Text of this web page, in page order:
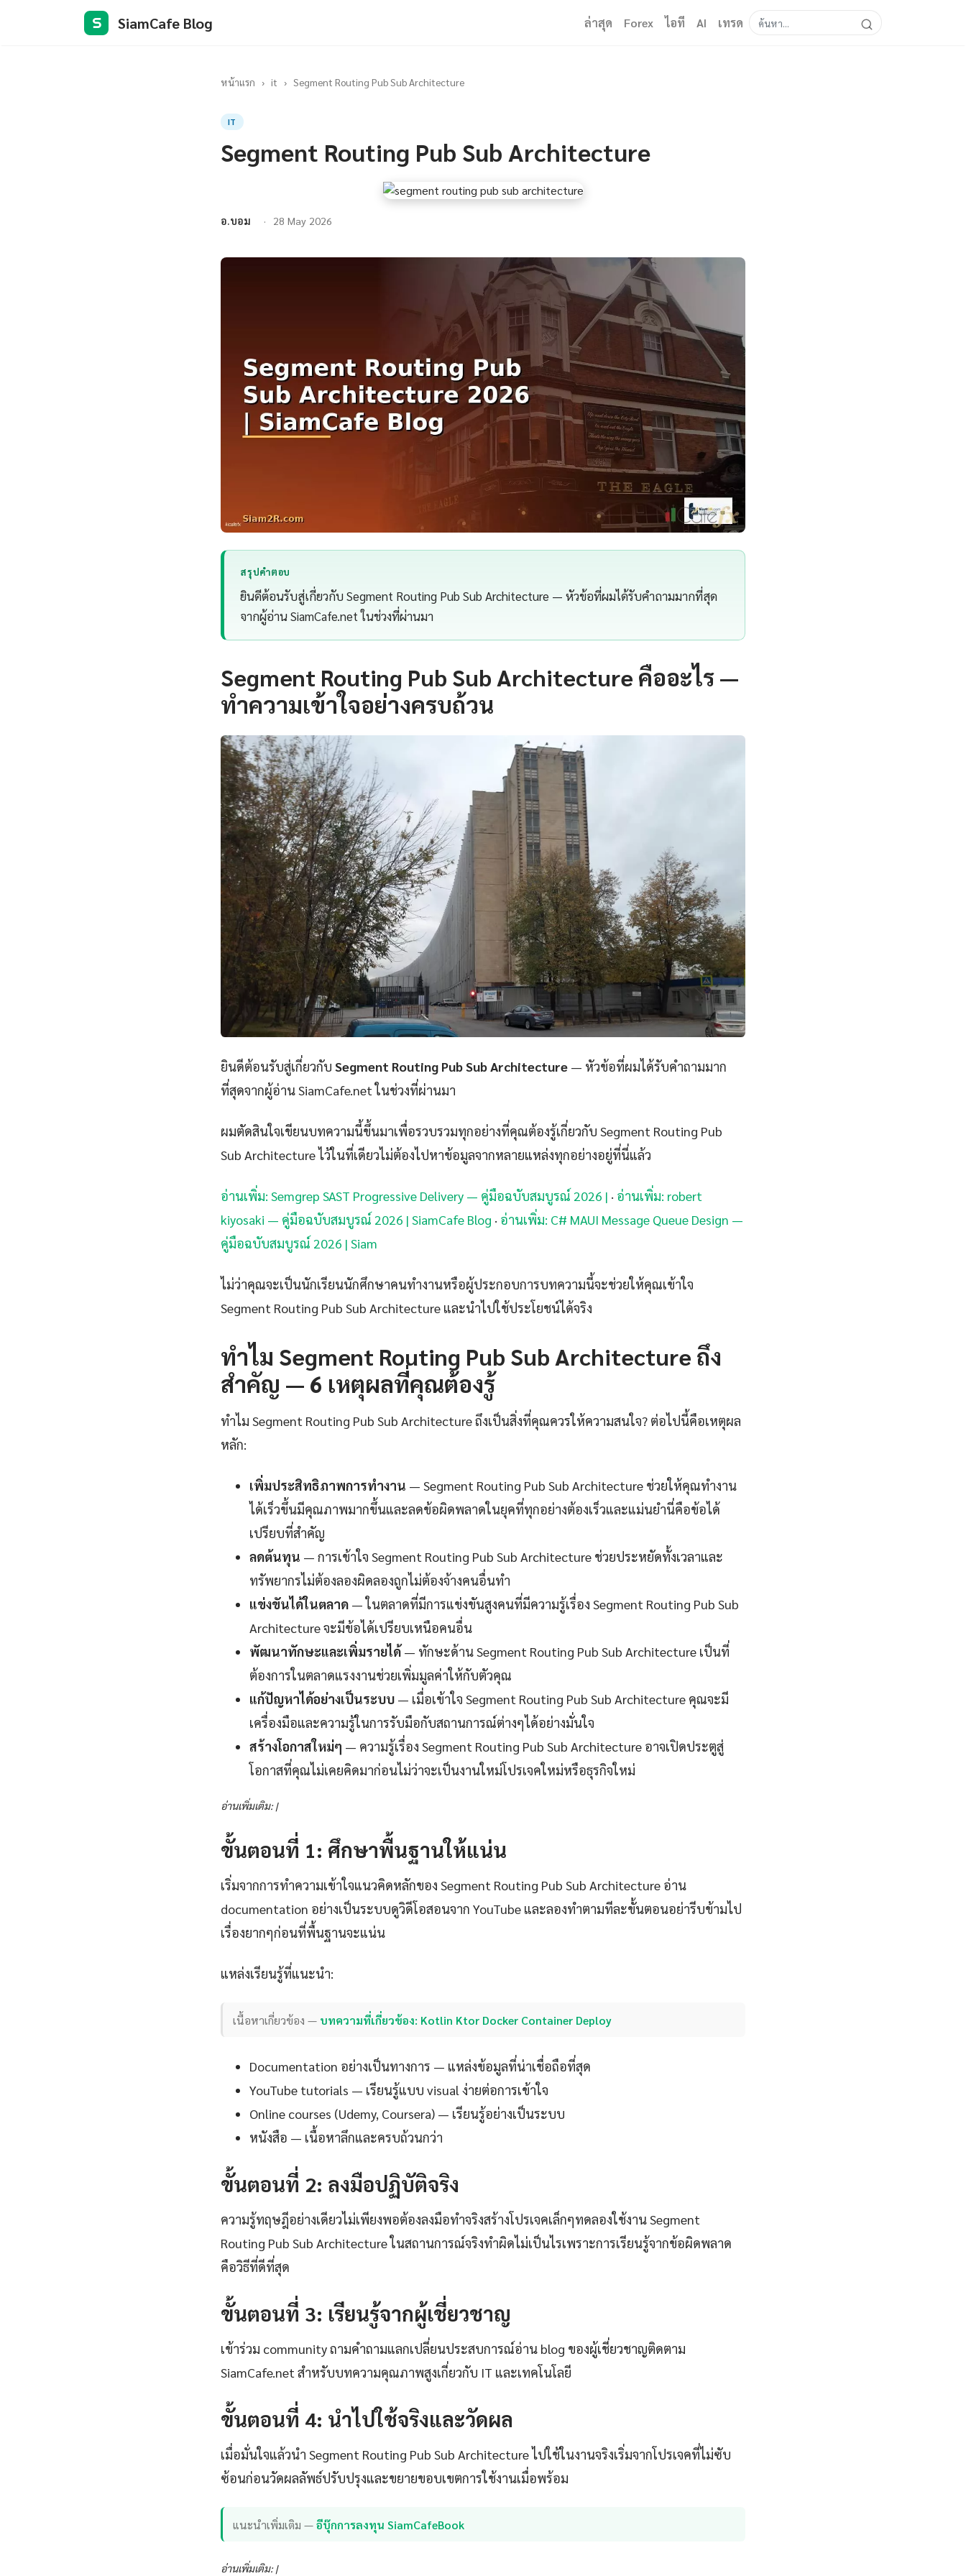
S SiamCafe Blog ล่าสุด Forex ไอที AI เทรด
หน้าแรก › it › Segment Routing Pub Sub Architecture
IT
Segment Routing Pub Sub Architecture
อ.บอม 28 May 2026
สรุปคำตอบ
ยินดีต้อนรับสู่เกี่ยวกับ Segment Routing Pub Sub Architecture — หัวข้อที่ผมได้รับคำถามมากที่สุด
จากผู้อ่าน SiamCafe.net ในช่วงที่ผ่านมา
Segment Routing Pub Sub Architecture คืออะไร —
ทำความเข้าใจอย่างครบถ้วน
ยินดีต้อนรับสู่เกี่ยวกับ Segment Routing Pub Sub Architecture — หัวข้อที่ผมได้รับคำถามมาก
ที่สุดจากผู้อ่าน SiamCafe.net ในช่วงที่ผ่านมา
ผมตัดสินใจเขียนบทความนี้ขึ้นมาเพื่อรวบรวมทุกอย่างที่คุณต้องรู้เกี่ยวกับ Segment Routing Pub
Sub Architecture ไว้ในที่เดียวไม่ต้องไปหาข้อมูลจากหลายแหล่งทุกอย่างอยู่ที่นี่แล้ว
อ่านเพิ่ม: Semgrep SAST Progressive Delivery — คู่มือฉบับสมบูรณ์ 2026 | · อ่านเพิ่ม: robert
kiyosaki — คู่มือฉบับสมบูรณ์ 2026 | SiamCafe Blog · อ่านเพิ่ม: C# MAUI Message Queue Design —
คู่มือฉบับสมบูรณ์ 2026 | Siam
ไม่ว่าคุณจะเป็นนักเรียนนักศึกษาคนทำงานหรือผู้ประกอบการบทความนี้จะช่วยให้คุณเข้าใจ
Segment Routing Pub Sub Architecture และนำไปใช้ประโยชน์ได้จริง
ทำไม Segment Routing Pub Sub Architecture ถึง
สำคัญ — 6 เหตุผลที่คุณต้องรู้
ทำไม Segment Routing Pub Sub Architecture ถึงเป็นสิ่งที่คุณควรให้ความสนใจ? ต่อไปนี้คือเหตุผล
หลัก:
เพิ่มประสิทธิภาพการทำงาน — Segment Routing Pub Sub Architecture ช่วยให้คุณทำงาน
ได้เร็วขึ้นมีคุณภาพมากขึ้นและลดข้อผิดพลาดในยุคที่ทุกอย่างต้องเร็วและแม่นยำนี่คือข้อได้
เปรียบที่สำคัญ
ลดต้นทุน — การเข้าใจ Segment Routing Pub Sub Architecture ช่วยประหยัดทั้งเวลาและ
ทรัพยากรไม่ต้องลองผิดลองถูกไม่ต้องจ้างคนอื่นทำ
แข่งขันได้ในตลาด — ในตลาดที่มีการแข่งขันสูงคนที่มีความรู้เรื่อง Segment Routing Pub Sub
Architecture จะมีข้อได้เปรียบเหนือคนอื่น
พัฒนาทักษะและเพิ่มรายได้— ทักษะด้าน Segment Routing Pub Sub Architecture เป็นที่
ต้องการในตลาดแรงงานช่วยเพิ่มมูลค่าให้กับตัวคุณ
แก้ปัญหาได้อย่างเป็นระบบ — เมื่อเข้าใจ Segment Routing Pub Sub Architecture คุณจะมี
เครื่องมือและความรู้ในการรับมือกับสถานการณ์ต่างๆได้อย่างมั่นใจ
สร้างโอกาสใหม่ๆ — ความรู้เรื่อง Segment Routing Pub Sub Architecture อาจเปิดประตูสู่
โอกาสที่คุณไม่เคยคิดมาก่อนไม่ว่าจะเป็นงานใหม่โปรเจคใหม่หรือธุรกิจใหม่
อ่านเพิ่มเติม: |
ขั้นตอนที่ 1: ศึกษาพื้นฐานให้แน่น
เริ่มจากการทำความเข้าใจแนวคิดหลักของ Segment Routing Pub Sub Architecture อ่าน
documentation อย่างเป็นระบบดูวิดีโอสอนจาก YouTube และลองทำตามทีละขั้นตอนอย่ารีบข้ามไป
เรื่องยากๆก่อนที่พื้นฐานจะแน่น
แหล่งเรียนรู้ที่แนะนำ:
เนื้อหาเกี่ยวข้อง — บทความที่เกี่ยวข้อง: Kotlin Ktor Docker Container Deploy
Documentation อย่างเป็นทางการ — แหล่งข้อมูลที่น่าเชื่อถือที่สุด
YouTube tutorials — เรียนรู้แบบ visual ง่ายต่อการเข้าใจ
Online courses (Udemy, Coursera) — เรียนรู้อย่างเป็นระบบ
หนังสือ — เนื้อหาลึกและครบถ้วนกว่า
ขั้นตอนที่ 2: ลงมือปฏิบัติจริง
ความรู้ทฤษฎีอย่างเดียวไม่เพียงพอต้องลงมือทำจริงสร้างโปรเจคเล็กๆทดลองใช้งาน Segment
Routing Pub Sub Architecture ในสถานการณ์จริงทำผิดไม่เป็นไรเพราะการเรียนรู้จากข้อผิดพลาด
คือวิธีที่ดีที่สุด
ขั้นตอนที่ 3: เรียนรู้จากผู้เชี่ยวชาญ
เข้าร่วม community ถามคำถามแลกเปลี่ยนประสบการณ์อ่าน blog ของผู้เชี่ยวชาญติดตาม
SiamCafe.net สำหรับบทความคุณภาพสูงเกี่ยวกับ IT และเทคโนโลยี
ขั้นตอนที่ 4: นำไปใช้จริงและวัดผล
เมื่อมั่นใจแล้วนำ Segment Routing Pub Sub Architecture ไปใช้ในงานจริงเริ่มจากโปรเจคที่ไม่ซับ
ซ้อนก่อนวัดผลลัพธ์ปรับปรุงและขยายขอบเขตการใช้งานเมื่อพร้อม
แนะนำเพิ่มเติม —อีบุ๊กการลงทุน SiamCafeBook
อ่านเพิ่มเติม: |